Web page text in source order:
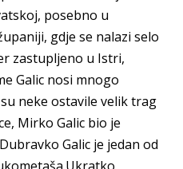
posebno u
gdje se nalazi selo
zastupljeno u Istri,
Galic nosi mnogo
neke ostavile velik trag
Mirko Galic bio je
Galic je jedan od